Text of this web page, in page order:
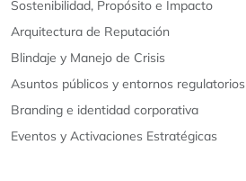
Sostenibilidad, Propósito e Impacto
Arquitectura de Reputación
Blindaje y Manejo de Crisis
Asuntos públicos y entornos regulatorios
Branding e identidad corporativa
Eventos y Activaciones Estratégicas